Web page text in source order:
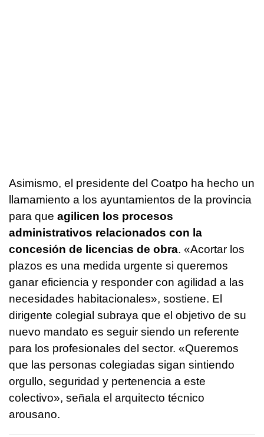
Asimismo, el presidente del Coatpo ha hecho un
llamamiento a los ayuntamientos de la provincia
para que agilicen los procesos
administrativos relacionados con la
concesión de licencias de obra. «Acortar los
plazos es una medida urgente si queremos
ganar eficiencia y responder con agilidad a las
necesidades habitacionales», sostiene. El
dirigente colegial subraya que el objetivo de su
nuevo mandato es seguir siendo un referente
para los profesionales del sector. «Queremos
que las personas colegiadas sigan sintiendo
orgullo, seguridad y pertenencia a este
colectivo», señala el arquitecto técnico
arousano.